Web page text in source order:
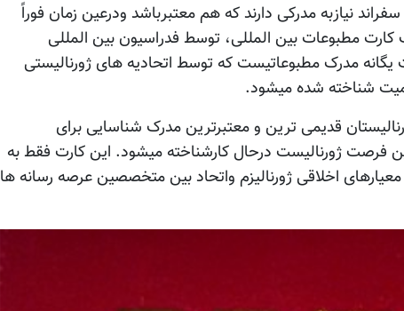
نیازبه مدرکی دارند که هم معتبرباشد ودرعین زمان فوراً
مطبوعات بین المللی، توسط فدراسیون بین المللی
یگانه مدرک مطبوعاتیست که توسط اتحادیه های ژورنالیستی
شناخته شده میشود.
قدیمی ترین و معتبرترین مدرک شناسایی برای
فرصت ژورنالیست درحال کارشناخته میشود. این کارت فقط به
اخلاقی ژورنالیزم واتحاد بین متخصصین عرصه رسانه ها